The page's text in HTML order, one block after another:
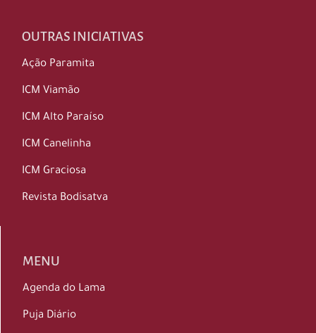
OUTRAS INICIATIVAS
Ação Paramita
ICM Viamão
ICM Alto Paraíso
ICM Canelinha
ICM Graciosa
Revista Bodisatva
MENU
Agenda do Lama
Puja Diário